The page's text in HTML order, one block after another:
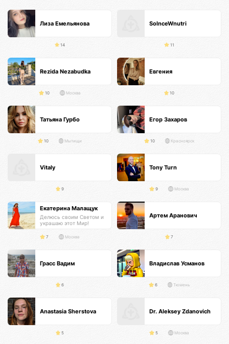
Лиза Емельянова
14
SolnceWnutri
11
Rezida Nezabudka
10 Москва
Евгения
10
Татьяна Гурбо
10 Мытищи
Егор Захаров
10 Красноярск
Vitaly
9
Tony Turn
9 Москва
Екатерина Малащук
Делюсь своим Светом и
украшаю этот Мир!
7 Москва
Артем Аранович
7
Грасс Вадим
6
Владислав Усманов
6 Тюмень
Anastasia Sherstova
5
Dr. Aleksey Zdanovich
5 Москва